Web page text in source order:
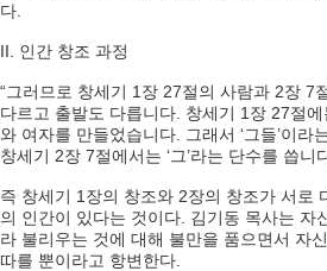
다.
II. 인간 창조 과정
“그러므로 창세기 1장 27절의 사람과 2장 7
다르고 출발도 다릅니다. 창세기 1장 27절
와 여자를 만들었습니다. 그래서 ‘그들’이라
창세기 2장 7절에서는 ‘그’라는 단수를 씁니
즉 창세기 1장의 창조와 2장의 창조가 서로
의 인간이 있다는 것이다. 김기동 목사는 자
라 불리우는 것에 대해 불만을 품으면서 자
따를 뿐이라고 항변한다.